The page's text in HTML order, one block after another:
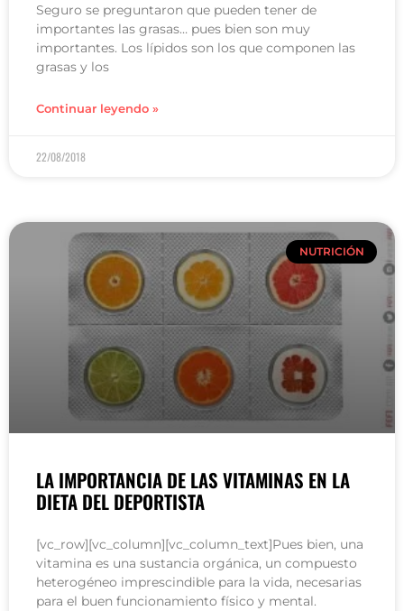
Seguro se preguntaron que pueden tener de
importantes las grasas… pues bien son muy
importantes. Los lípidos son los que componen las
grasas y los
Continuar leyendo »
22/08/2018
NUTRICIÓN
LA IMPORTANCIA DE LAS VITAMINAS EN LA
DIETA DEL DEPORTISTA
[vc_row][vc_column][vc_column_text]Pues bien, una
vitamina es una sustancia orgánica, un compuesto
heterogéneo imprescindible para la vida, necesarias
para el buen funcionamiento físico y mental.